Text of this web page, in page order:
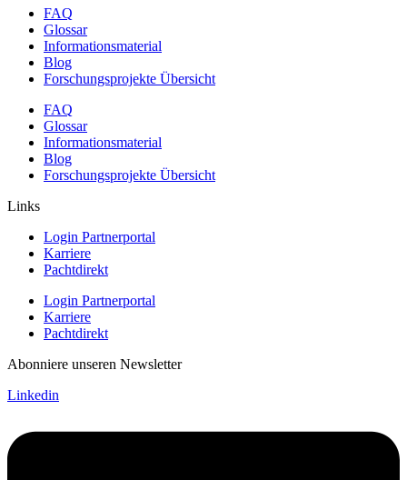
FAQ
Glossar
Informationsmaterial
Blog
Forschungsprojekte Übersicht
FAQ
Glossar
Informationsmaterial
Blog
Forschungsprojekte Übersicht
Links
Login Partnerportal
Karriere
Pachtdirekt
Login Partnerportal
Karriere
Pachtdirekt
Abonniere unseren Newsletter
Linkedin